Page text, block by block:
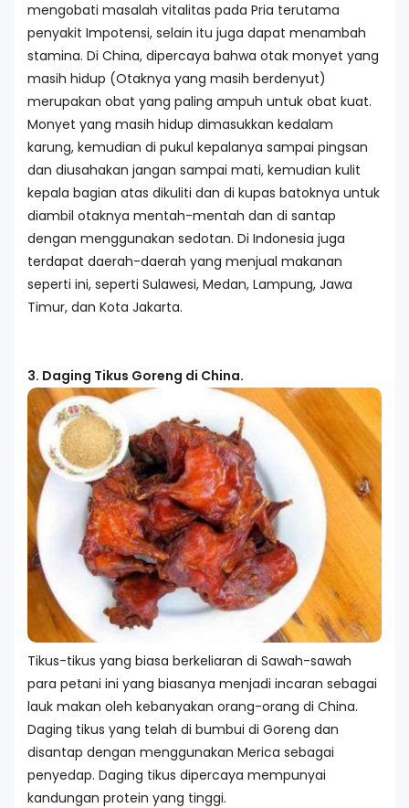
mengobati masalah vitalitas pada Pria terutama
penyakit Impotensi, selain itu juga dapat menambah
stamina. Di China, dipercaya bahwa otak monyet yang
masih hidup (Otaknya yang masih berdenyut)
merupakan obat yang paling ampuh untuk obat kuat.
Monyet yang masih hidup dimasukkan kedalam
karung, kemudian di pukul kepalanya sampai pingsan
dan diusahakan jangan sampai mati, kemudian kulit
kepala bagian atas dikuliti dan di kupas batoknya untuk
diambil otaknya mentah-mentah dan di santap
dengan menggunakan sedotan. Di Indonesia juga
terdapat daerah-daerah yang menjual makanan
seperti ini, seperti Sulawesi, Medan, Lampung, Jawa
Timur, dan Kota Jakarta.
3. Daging Tikus Goreng di China.
Tikus-tikus yang biasa berkeliaran di Sawah-sawah
para petani ini yang biasanya menjadi incaran sebagai
lauk makan oleh kebanyakan orang-orang di China.
Daging tikus yang telah di bumbui di Goreng dan
disantap dengan menggunakan Merica sebagai
penyedap. Daging tikus dipercaya mempunyai
kandungan protein yang tinggi.